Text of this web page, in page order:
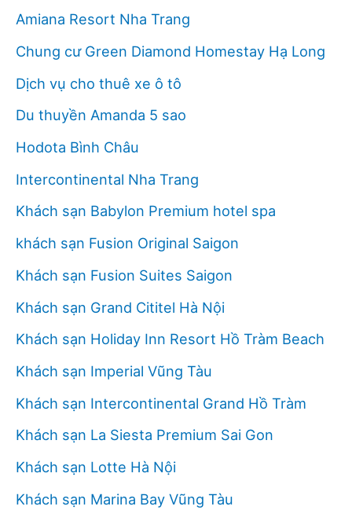
Amiana Resort Nha Trang
Chung cư Green Diamond Homestay Hạ Long
Dịch vụ cho thuê xe ô tô
Du thuyền Amanda 5 sao
Hodota Bình Châu
Intercontinental Nha Trang
Khách sạn Babylon Premium hotel spa
khách sạn Fusion Original Saigon
Khách sạn Fusion Suites Saigon
Khách sạn Grand Cititel Hà Nội
Khách sạn Holiday Inn Resort Hồ Tràm Beach
Khách sạn Imperial Vũng Tàu
Khách sạn Intercontinental Grand Hồ Tràm
Khách sạn La Siesta Premium Sai Gon
Khách sạn Lotte Hà Nội
Khách sạn Marina Bay Vũng Tàu